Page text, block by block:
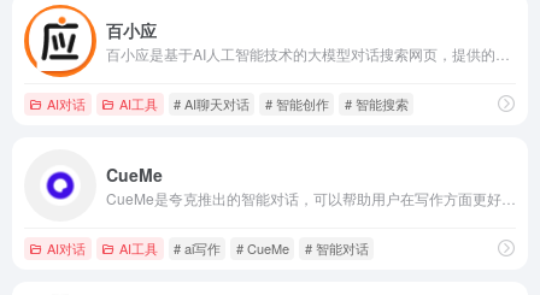
百小应
AI对话 AI工具 # AI聊天对话 # 智能创作 # 智能搜索
CueMe
AI对话 AI工具 # ai写作 # CueMe # 智能对话